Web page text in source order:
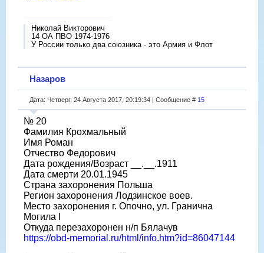
Николай Викторович
14 ОА ПВО 1974-1976
У России только два союзника - это Армия и Флот
Назаров
Дата: Четверг, 24 Августа 2017, 20:19:34 | Сообщение # 15
№ 20
Фамилия Крохмальный
Имя Роман
Отчество Федорович
Дата рождения/Возраст __.__.1911
Дата смерти 20.01.1945
Страна захоронения Польша
Регион захоронения Лодзинское воев.
Место захоронения г. Опочно, ул. Гранична
Могила I
Откуда перезахоронен н/п Бялачув
https://obd-memorial.ru/html/info.htm?id=86047144